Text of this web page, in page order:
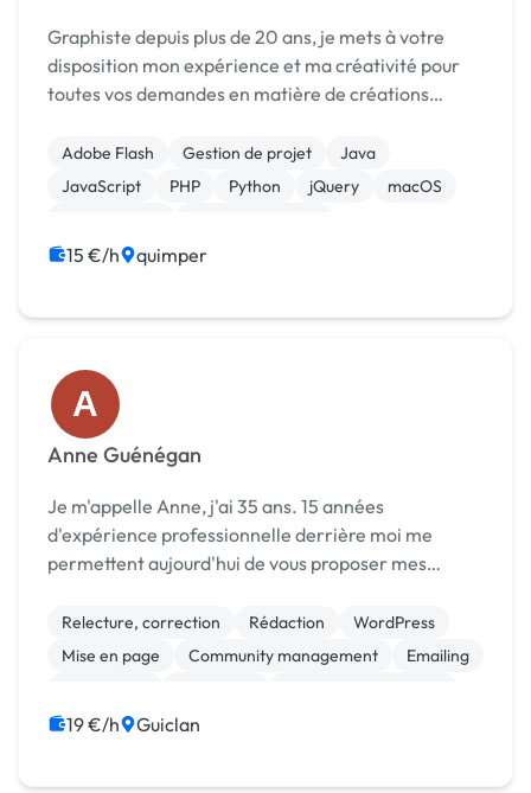
Graphiste depuis plus de 20 ans, je mets à votre
disposition mon expérience et ma créativité pour
toutes vos demandes en matière de créations
communication (logo, charte graphique, flyer,
affiche, cart...
Adobe Flash Gestion de projet
Java
JavaScript
PHP Python jQuery
macOS
15 €/h quimper
A
Anne Guénégan
Je m'appelle Anne, j'ai 35 ans. 15 années
d'expérience professionnelle derrière moi me
permettent aujourd'hui de vous proposer mes
de votre entreprise. Quelles sont mes expériences
et mes comp...
Relecture, correction Rédaction
WordPress
Mise en page
Community management
Emailing
19 €/h Guiclan